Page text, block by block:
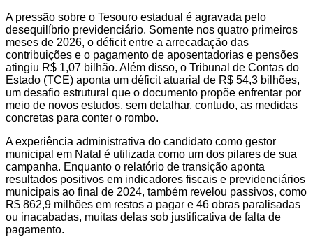
A pressão sobre o Tesouro estadual é agravada pelo
desequilíbrio previdenciário. Somente nos quatro primeiros
meses de 2026, o déficit entre a arrecadação das
contribuições e o pagamento de aposentadorias e pensões
atingiu R$ 1,07 bilhão. Além disso, o Tribunal de Contas do
Estado (TCE) aponta um déficit atuarial de R$ 54,3 bilhões,
um desafio estrutural que o documento propõe enfrentar por
meio de novos estudos, sem detalhar, contudo, as medidas
concretas para conter o rombo.
A experiência administrativa do candidato como gestor
municipal em Natal é utilizada como um dos pilares de sua
campanha. Enquanto o relatório de transição aponta
resultados positivos em indicadores fiscais e previdenciários
municipais ao final de 2024, também revelou passivos, como
R$ 862,9 milhões em restos a pagar e 46 obras paralisadas
ou inacabadas, muitas delas sob justificativa de falta de
pagamento.